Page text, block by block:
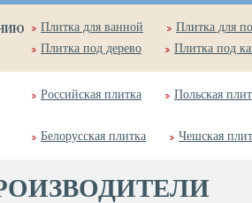
Плитка для ванной
Плитка для
Плитка под дерево
Плитка под
Российская плитка Польская
Белорусская плитка Чешская